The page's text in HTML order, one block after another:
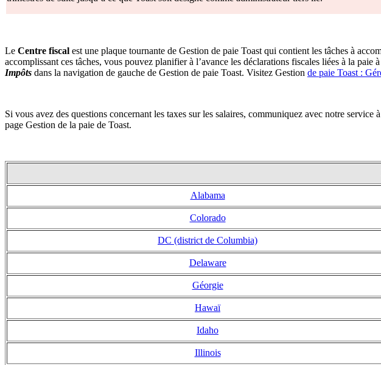
Le Centre fiscal est une plaque tournante de Gestion de paie Toast qui contient les tâches à
accomplissant ces tâches, vous pouvez planifier à l’avance les déclarations fiscales liées à la
Impôts dans la navigation de gauche de Gestion de paie Toast. Visitez Gestion de paie Toast :
Si vous avez des questions concernant les taxes sur les salaires, communiquez avec notre service
page Gestion de la paie de Toast.
Alabama
Colorado
DC (district de Columbia)
Delaware
Géorgie
Hawaï
Idaho
Illinois